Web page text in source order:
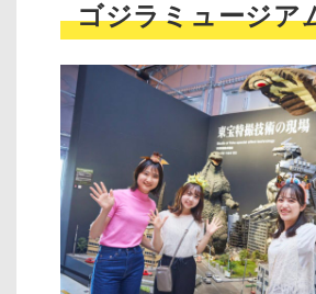
ゴジラミュージア